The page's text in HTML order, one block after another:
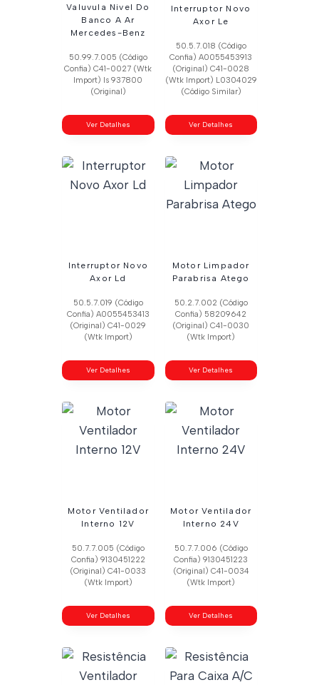
Valuvula Nivel Do
Banco A Ar
Mercedes-Benz
50.99.7.005 (Código
Confia) C41-0027 (Wtk
Import) Is 937800
(Original)
Ver Detalhes
Interruptor Novo
Axor Le
50.5.7.018 (Código
Confia) A0055453913
(Original) C41-0028
(Wtk Import) L0304029
(Código Similar)
Ver Detalhes
Interruptor Novo
Axor Ld
50.5.7.019 (Código
Confia) A0055453413
(Original) C41-0029
(Wtk Import)
Ver Detalhes
Motor Limpador
Parabrisa Atego
50.2.7.002 (Código
Confia) 58209642
(Original) C41-0030
(Wtk Import)
Ver Detalhes
Motor Ventilador
Interno 12V
50.7.7.005 (Código
Confia) 9130451222
(Original) C41-0033
(Wtk Import)
Ver Detalhes
Motor Ventilador
Interno 24V
50.7.7.006 (Código
Confia) 9130451223
(Original) C41-0034
(Wtk Import)
Ver Detalhes